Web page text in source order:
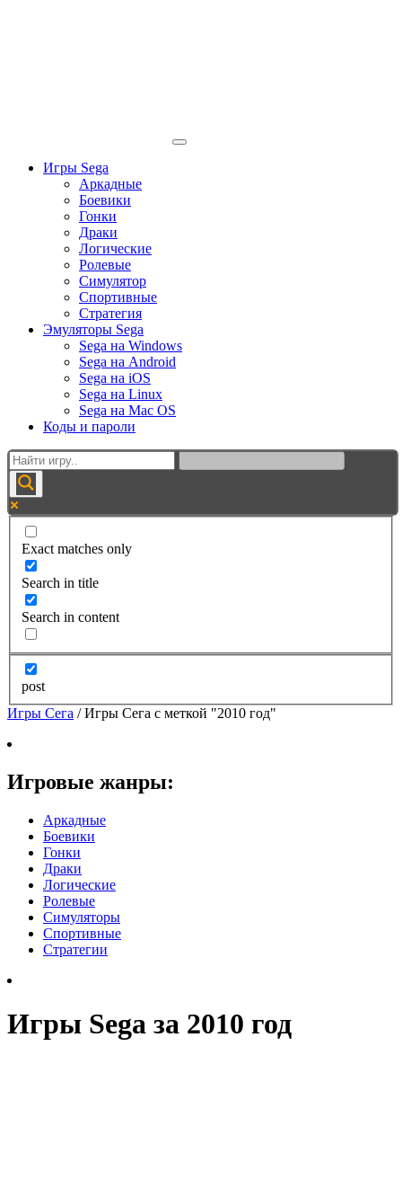
Игры Sega
Аркадные
Боевики
Гонки
Драки
Логические
Ролевые
Симулятор
Спортивные
Стратегия
Эмуляторы Sega
Sega на Windows
Sega на Android
Sega на iOS
Sega на Linux
Sega на Mac OS
Коды и пароли
Exact matches only
Search in title
Search in content
post
Игры Сега /Игры Сега с меткой "2010 год"
Игровые жанры:
Аркадные
Боевики
Гонки
Драки
Логические
Ролевые
Симуляторы
Спортивные
Стратегии
Игры Sega за 2010 год